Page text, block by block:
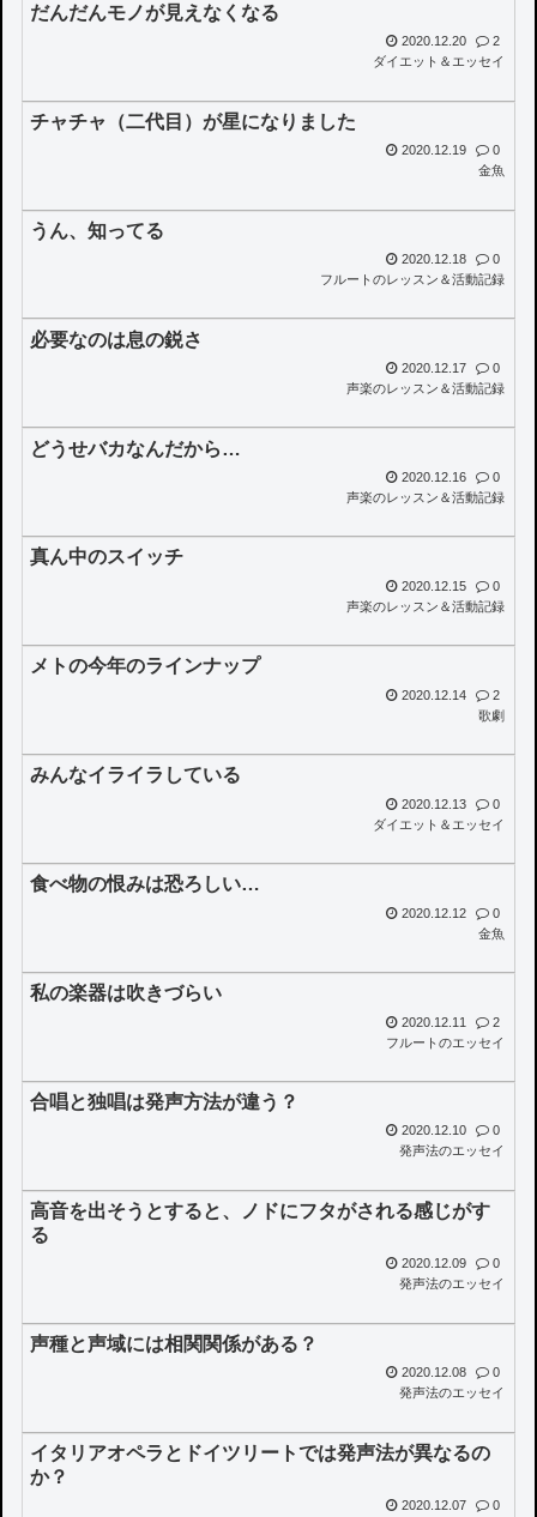
だんだんモノが見えなくなる
2020.12.20
2
ダイエット＆エッセイ
チャチャ（二代目）が星になりました
2020.12.19
0
金魚
うん、知ってる
2020.12.18
0
フルートのレッスン＆活動記録
必要なのは息の鋭さ
2020.12.17
0
声楽のレッスン＆活動記録
どうせバカなんだから…
2020.12.16
0
声楽のレッスン＆活動記録
真ん中のスイッチ
2020.12.15
0
声楽のレッスン＆活動記録
メトの今年のラインナップ
2020.12.14
2
歌劇
みんなイライラしている
2020.12.13
0
ダイエット＆エッセイ
食べ物の恨みは恐ろしい…
2020.12.12
0
金魚
私の楽器は吹きづらい
2020.12.11
2
フルートのエッセイ
合唱と独唱は発声方法が違う？
2020.12.10
0
発声法のエッセイ
高音を出そうとすると、ノドにフタがされる感じがす
る
2020.12.09
0
発声法のエッセイ
声種と声域には相関関係がある？
2020.12.08
0
発声法のエッセイ
イタリアオペラとドイツリートでは発声法が異なるの
か？
2020.12.07
0